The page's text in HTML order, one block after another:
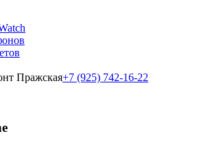
Пражская+7 (925) 742-16-22